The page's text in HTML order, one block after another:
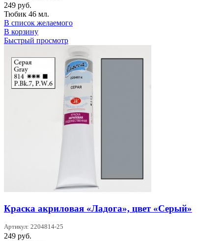
249 руб.
Тюбик 46 мл.
В список желаемого
В корзину
Быстрый просмотр
Краска акриловая «Ладога», цвет «Серый»
Артикул: 2204814-25
249 руб.